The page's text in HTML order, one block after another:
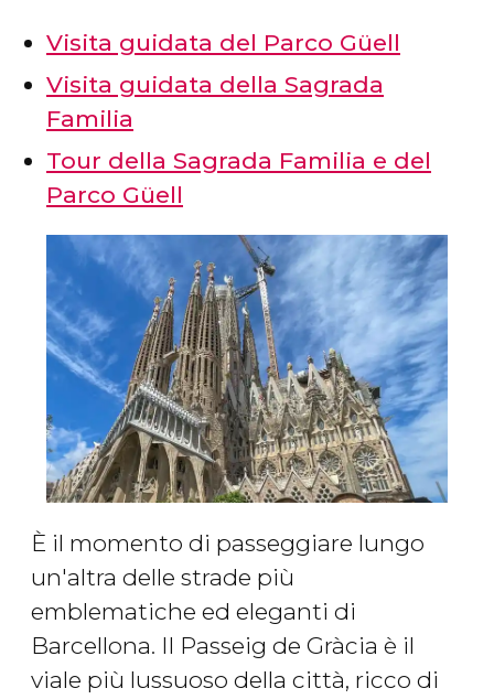
Visita guidata del Parco Güell
Visita guidata della Sagrada
Familia
Tour della Sagrada Familia e del
Parco Güell
È il momento di passeggiare lungo
un'altra delle strade più
emblematiche ed eleganti di
Barcellona. Il Passeig de Gràcia è il
viale più lussuoso della città, ricco di